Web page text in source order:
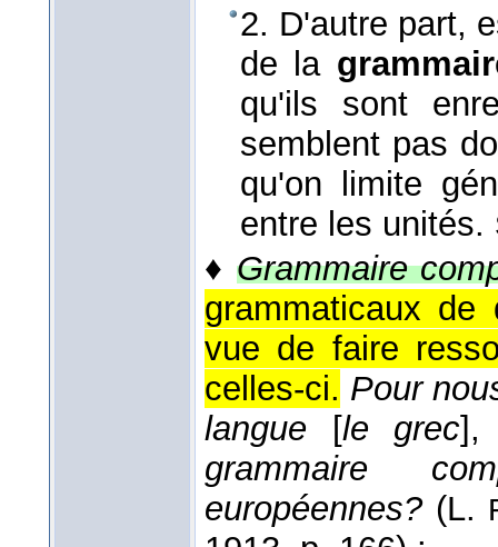
2. D'autre part,
de la
qu'ils sont
semblent pas
qu'on limite
entre les unités.
♦ Grammaire
grammaticaux
vue de faire
celles-ci. Pour
langue [le grec
grammaire
européennes? (L.